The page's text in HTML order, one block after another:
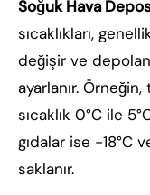
Soğuk Hava
sıcaklıkları,
değişir ve
ayarlanır.
sıcaklık 0°C ile
gıdalar ise -18°C
saklanır.